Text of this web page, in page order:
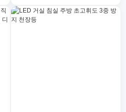
보드 램프 비즈